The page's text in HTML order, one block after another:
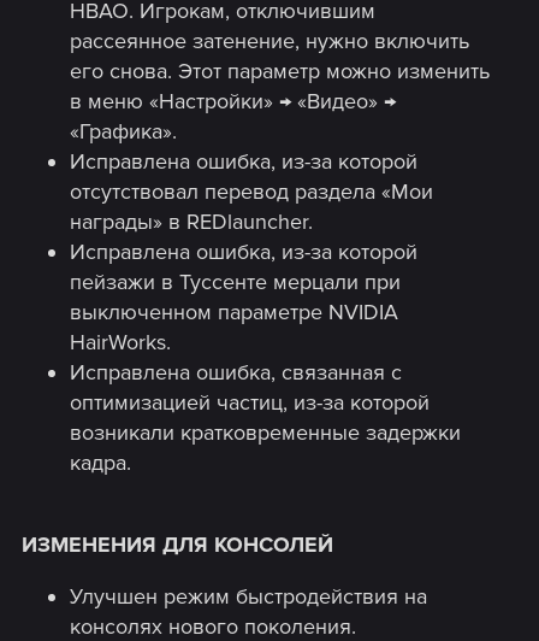
HBAO. Игрокам, отключившим
рассеянное затенение, нужно включить
его снова. Этот параметр можно изменить
в меню «Настройки» → «Видео» →
«Графика».
Исправлена ошибка, из-за которой
отсутствовал перевод раздела «Мои
награды» в REDlauncher.
Исправлена ошибка, из-за которой
пейзажи в Туссенте мерцали при
выключенном параметре NVIDIA
HairWorks.
Исправлена ошибка, связанная с
оптимизацией частиц, из-за которой
возникали кратковременные задержки
кадра.
ИЗМЕНЕНИЯ ДЛЯ КОНСОЛЕЙ
Улучшен режим быстродействия на
консолях нового поколения.